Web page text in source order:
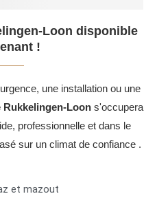
Loon disponible
!
une installation ou une
Rukkelingen-Loons'occupera
professionnelle et dans le
sur un climat de confiance .
et mazout